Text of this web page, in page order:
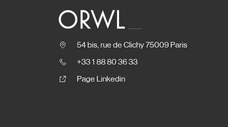
54 bis, rue de Clichy 75009 Paris
+33 1 88 80 36 33
Page Linkedin